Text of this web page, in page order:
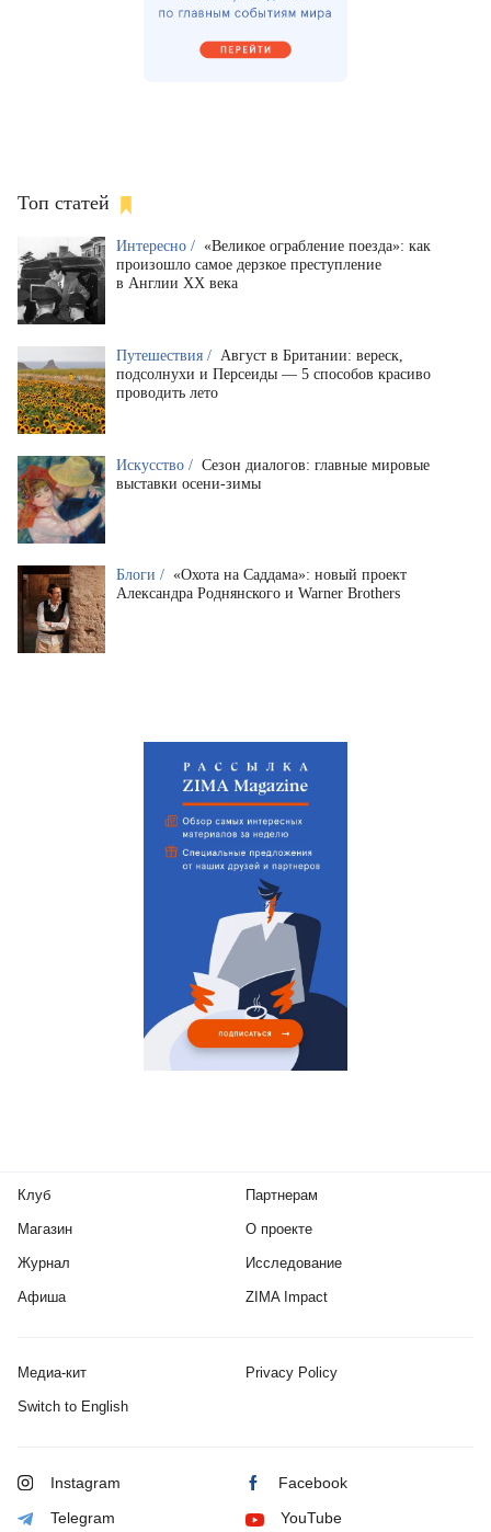
Топ статей
Интересно / «Великое ограбление поезда»: как
произошло самое дерзкое преступление
в Англии XX века
Путешествия / Август в Британии: вереск,
подсолнухи и Персеиды — 5 способов красиво
проводить лето
Искусство / Сезон диалогов: главные мировые
выставки осени-зимы
Блоги / «Охота на Саддама»: новый проект
Александра Роднянского и Warner Brothers
Клуб
Магазин
Журнал
Афиша
Партнерам
О проекте
Исследование
ZIMA Impact
Медиа-кит Privacy Policy
Switch to English
Instagram Facebook
Telegram YouTube